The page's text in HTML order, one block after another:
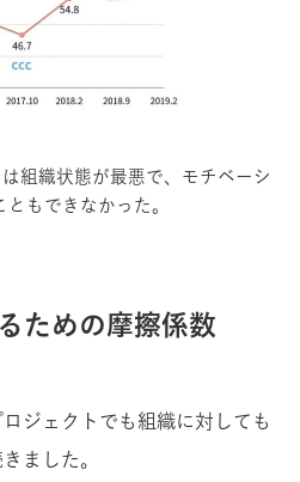
組織状態が最悪で、モチベーシ
もできなかった。
ための摩擦係数
ジェクトでも組織に対しても
ました。